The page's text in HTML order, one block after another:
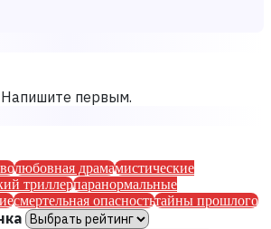
первым.
любовная драмамистические
триллерпаранормальные
смертельная опасностьтайны прошлого